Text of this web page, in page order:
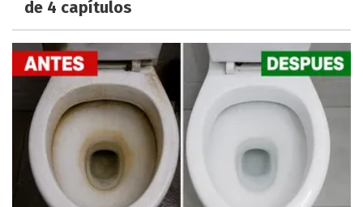
de 4 capítulos